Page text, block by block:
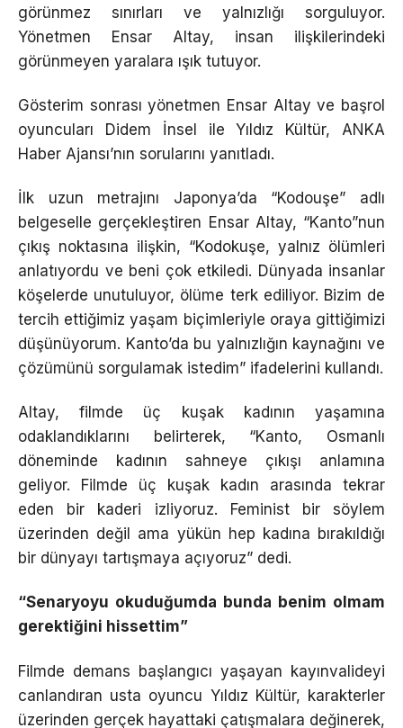
görünmez sınırları ve yalnızlığı sorguluyor.
Yönetmen Ensar Altay, insan ilişkilerindeki
görünmeyen yaralara ışık tutuyor.
Gösterim sonrası yönetmen Ensar Altay ve başrol
oyuncuları Didem İnsel ile Yıldız Kültür, ANKA
Haber Ajansı’nın sorularını yanıtladı.
İlk uzun metrajını Japonya’da “Kodouşe” adlı
belgeselle gerçekleştiren Ensar Altay, “Kanto”nun
çıkış noktasına ilişkin, “Kodokuşe, yalnız ölümleri
anlatıyordu ve beni çok etkiledi. Dünyada insanlar
köşelerde unutuluyor, ölüme terk ediliyor. Bizim de
tercih ettiğimiz yaşam biçimleriyle oraya gittiğimizi
düşünüyorum. Kanto’da bu yalnızlığın kaynağını ve
çözümünü sorgulamak istedim” ifadelerini kullandı.
Altay, filmde üç kuşak kadının yaşamına
odaklandıklarını belirterek, “Kanto, Osmanlı
döneminde kadının sahneye çıkışı anlamına
geliyor. Filmde üç kuşak kadın arasında tekrar
eden bir kaderi izliyoruz. Feminist bir söylem
üzerinden değil ama yükün hep kadına bırakıldığı
bir dünyayı tartışmaya açıyoruz” dedi.
“Senaryoyu okuduğumda bunda benim olmam
gerektiğini hissettim”
Filmde demans başlangıcı yaşayan kayınvalideyi
canlandıran usta oyuncu Yıldız Kültür, karakterler
üzerinden gerçek hayattaki çatışmalara değinerek,